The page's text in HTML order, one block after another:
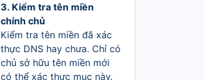
3. Kiểm tra tên miền
chính chủ
Kiểm tra tên miền đã xác
thực DNS hay chưa. Chỉ có
chủ sở hữu tên miền mới
có thể xác thực mục này.